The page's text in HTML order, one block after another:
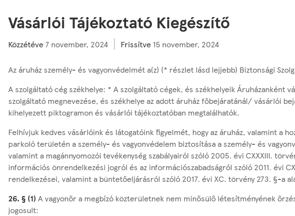
Vásárlói Tájékoztató Kiegészítő
Közzétéve7 november, 2024 Frissítve 15 november, 2024
Az áruház személy- és vagyonvédelmét a(z) (* részlet lásd lejjebb) Biztonsági
A szolgáltató cég székhelye: * A szolgáltató cégek, és székhelyeik Áruházanként
szolgáltató megnevezése, és székhelye az adott áruház főbejáratánál/ vásárlói
kihelyezett piktogramon és vásárlói tájékoztatóban megtalálhatók.
Felhívjuk kedves vásárlóink és látogatóink figyelmét, hogy az áruház, valamint a
parkoló területén a személy- és vagyonvédelem biztosítása a személy- és
valamint a magánnyomozói tevékenység szabályairól szóló 2005. évi CXXXIII.
információs önrendelkezési jogról és az információszabadságról szóló 2011. évi
rendelkezései, valamint a büntetőeljárásról szóló 2017. évi XC. törvény 273. §-a
26. § (1) A vagyonőr a megbízó közterületnek nem minősülő létesítményének
jogosult: